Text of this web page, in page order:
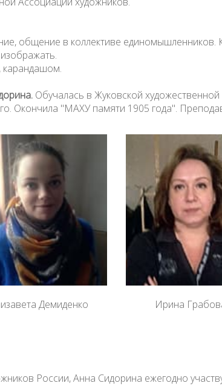
общение в коллективе
Обучалась в Жуковской
Окончила "МАХУ памяти 1905 года".
Демиденко Ирина
России, Анна Сидорина ежегодно